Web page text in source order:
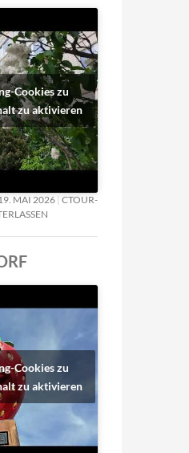
Cookies zu
zu aktivieren
MAI 2026 CTOUR-
Cookies zu
zu aktivieren